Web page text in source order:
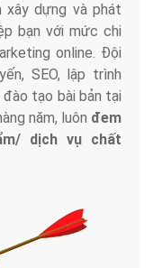
xây dựng và phát
bạn với mức chi
online. Đội
SEO, lập trình
tạo bài bản tại
năm, luôn đem
dịch vụ chất